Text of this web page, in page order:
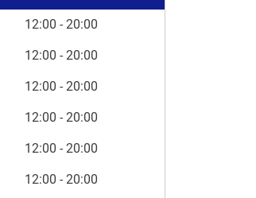
12:00 - 20:00
12:00 - 20:00
12:00 - 20:00
12:00 - 20:00
12:00 - 20:00
12:00 - 20:00